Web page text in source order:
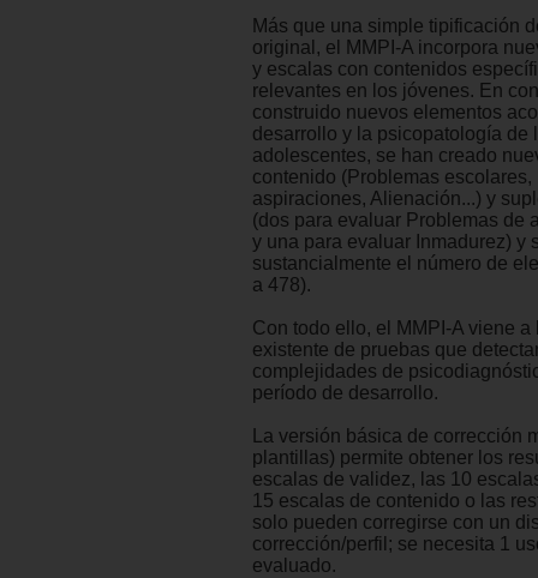
Más que una simple tipificación
original, el MMPI-A incorpora
y escalas con contenidos
relevantes en los jóvenes. En
construido nuevos elementos
desarrollo y la psicopatología de
adolescentes, se han creado
contenido (Problemas escolares,
aspiraciones, Alienación...) y
(dos para evaluar Problemas de
y una para evaluar Inmadurez) y
sustancialmente el número de
a 478).
Con todo ello, el MMPI-A viene
existente de pruebas que
complejidades de
período de desarrollo.
La versión básica de corrección
plantillas) permite obtener los
escalas de validez, las 10
15 escalas de contenido o las
solo pueden corregirse con un
corrección/perfil; se necesita 1
evaluado.